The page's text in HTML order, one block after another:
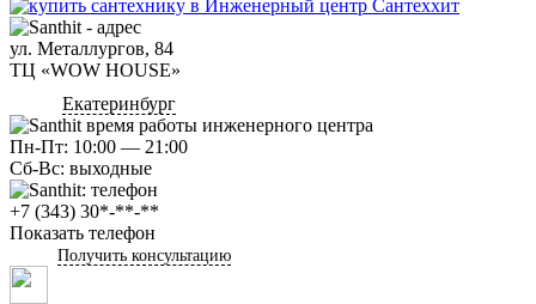
ул. Металлургов, 84
ТЦ «WOW HOUSE»
Екатеринбург
Пн-Пт: 10:00 — 21:00
Сб-Вс: выходные
+7 (343) 30*-**-**
Показать телефон
Получить консультацию